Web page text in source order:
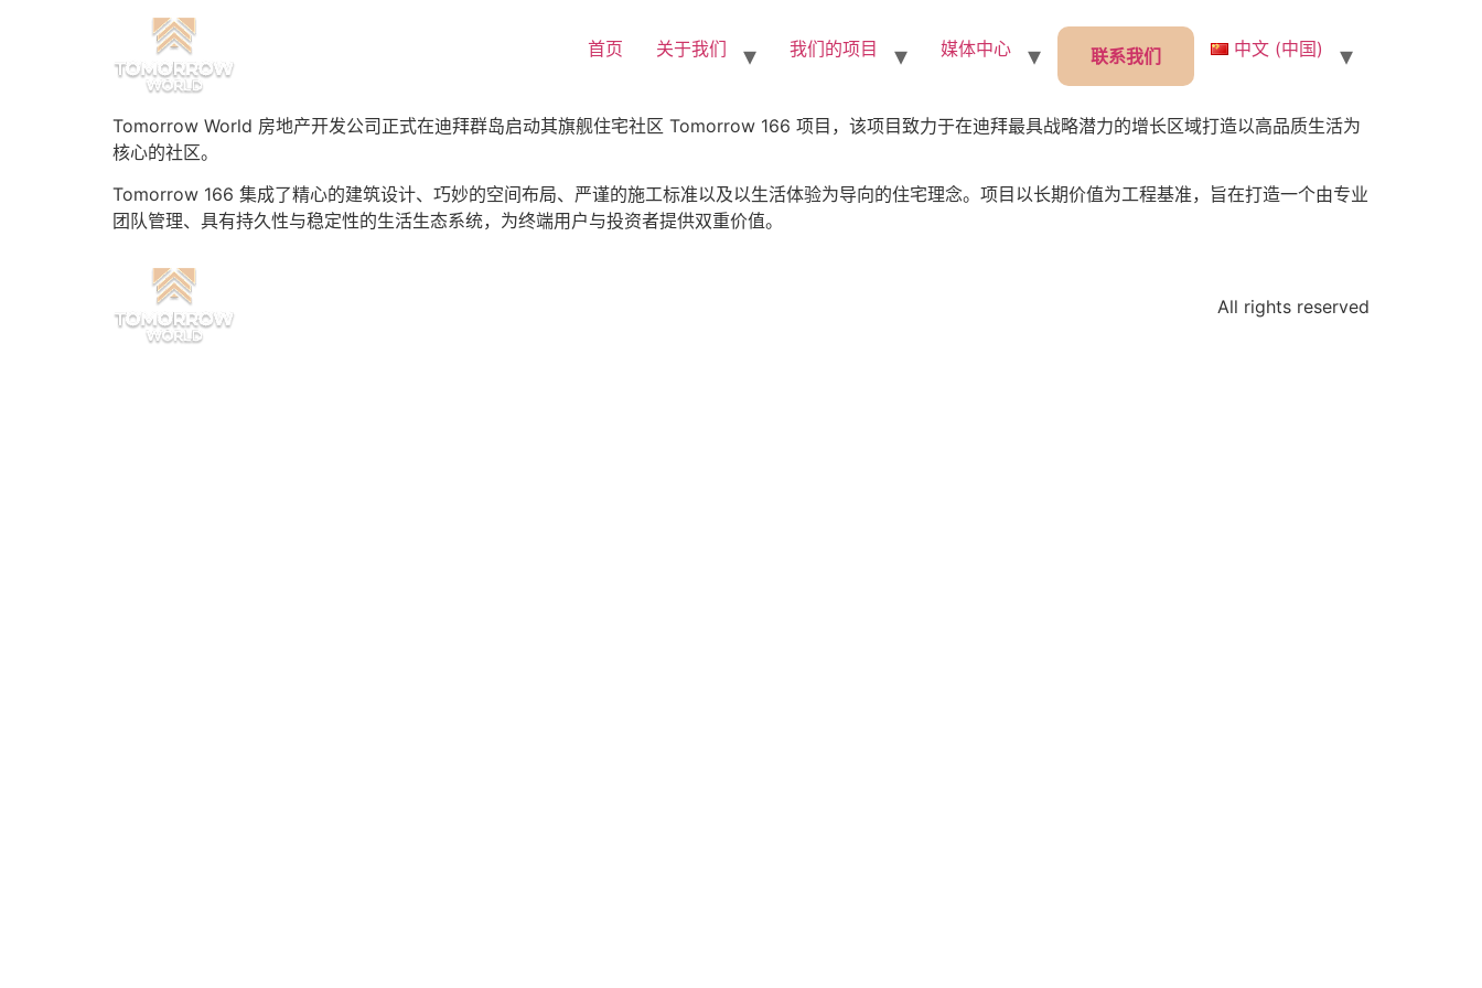
首页 关于我们 我们的项目 媒体中心 联系我们 中文 (中国)
Tomorrow World 房地产开发公司正式在迪拜群岛启动其旗舰住宅社区 Tomorrow 166 项目，该项目致力于在迪拜最具战略潜力的增长区域打造以高品质生活为
核心的社区。
Tomorrow 166 集成了精心的建筑设计、巧妙的空间布局、严谨的施工标准以及以生活体验为导向的住宅理念。项目以长期价值为工程基准，旨在打造一个由专业
团队管理、具有持久性与稳定性的生活生态系统，为终端用户与投资者提供双重价值。
All rights reserved